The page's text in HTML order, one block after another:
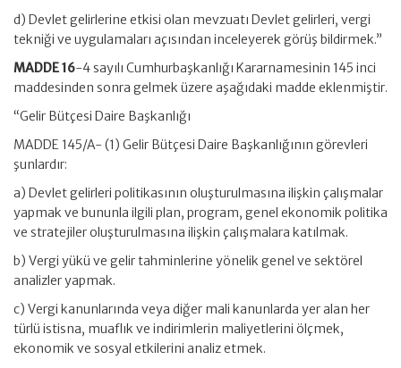
d) Devlet gelirlerine etkisi olan mevzuatı Devlet gelirleri, vergi
tekniği ve uygulamaları açısından inceleyerek görüş bildirmek.”
MADDE 16-4 sayılı Cumhurbaşkanlığı Kararnamesinin 145 inci
maddesinden sonra gelmek üzere aşağıdaki madde eklenmiştir.
“Gelir Bütçesi Daire Başkanlığı
MADDE 145/A- (1) Gelir Bütçesi Daire Başkanlığının görevleri
şunlardır:
a) Devlet gelirleri politikasının oluşturulmasına ilişkin çalışmalar
yapmak ve bununla ilgili plan, program, genel ekonomik politika
ve stratejiler oluşturulmasına ilişkin çalışmalara katılmak.
b) Vergi yükü ve gelir tahminlerine yönelik genel ve sektörel
analizler yapmak.
c) Vergi kanunlarında veya diğer mali kanunlarda yer alan her
türlü istisna, muaflık ve indirimlerin maliyetlerini ölçmek,
ekonomik ve sosyal etkilerini analiz etmek.